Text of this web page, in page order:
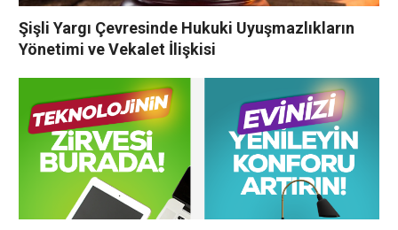
Şişli Yargı Çevresinde Hukuki Uyuşmazlıkların
Yönetimi ve Vekalet İlişkisi